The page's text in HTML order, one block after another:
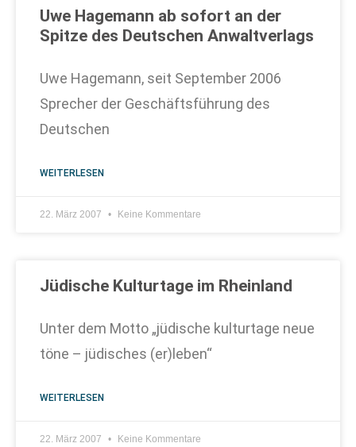
Uwe Hagemann ab sofort an der
Spitze des Deutschen Anwaltverlags
Uwe Hagemann, seit September 2006
Sprecher der Geschäftsführung des
Deutschen
WEITERLESEN
22. März 2007 Keine Kommentare
Jüdische Kulturtage im Rheinland
Unter dem Motto „jüdische kulturtage neue
töne – jüdisches (er)leben“
WEITERLESEN
22. März 2007 Keine Kommentare